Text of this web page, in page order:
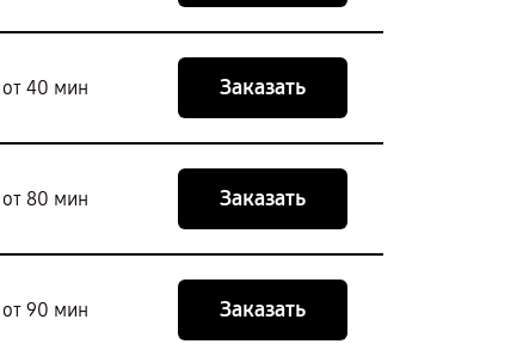
от 40 мин Заказать
от 80 мин Заказать
от 90 мин Заказать